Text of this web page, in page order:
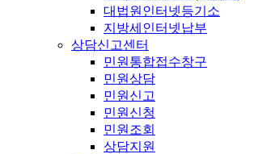
대법원인터넷등기소
지방세인터넷납부
상담신고센터
민원통합접수창구
민원상담
민원신고
민원신청
민원조회
상담지원